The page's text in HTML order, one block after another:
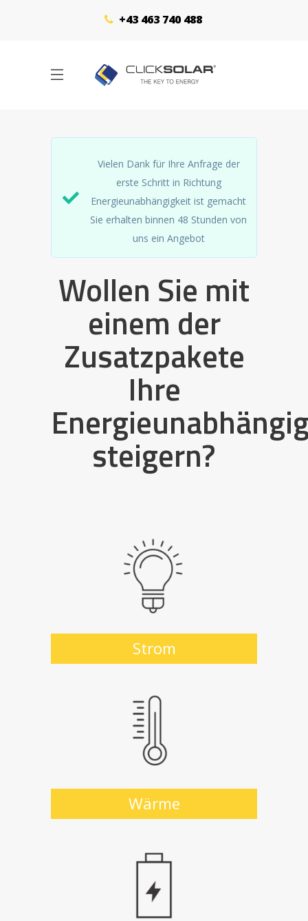
+43 463 740 488
Vielen Dank für Ihre Anfrage der
erste Schritt in Richtung
Energieunabhängigkeit ist gemacht
Sie erhalten binnen 48 Stunden von
uns ein Angebot
Wollen Sie mit
einem der
Zusatzpakete
Ihre
steigern?
Strom
Wärme